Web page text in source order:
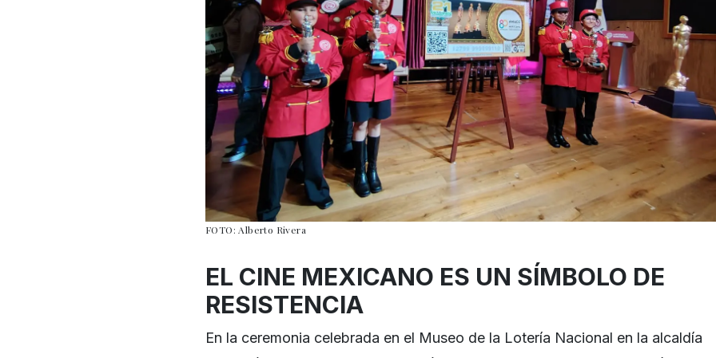
FOTO: Alberto Rivera
EL CINE MEXICANO ES UN SÍMBOLO DE
RESISTENCIA
En la ceremonia celebrada en el Museo de la Lotería Nacional en la alcaldía